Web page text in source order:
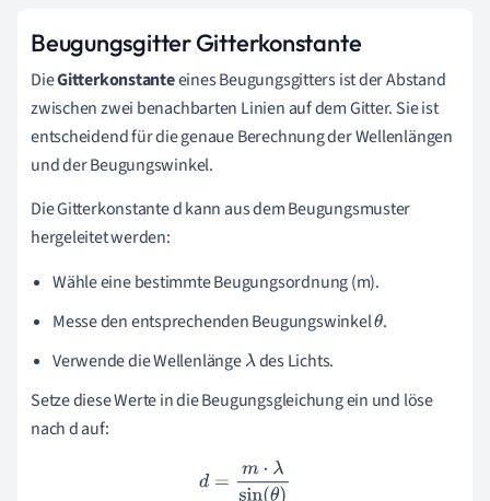
Beugungsgitter Gitterkonstante
DieGitterkonstanteeines Beugungsgitters ist der Abstand
zwischen zwei benachbarten Linien auf dem Gitter. Sie ist
entscheidend für die genaue Berechnung der Wellenlängen
und der Beugungswinkel.
Die Gitterkonstante d kann aus dem Beugungsmuster
hergeleitet werden:
Wähle eine bestimmte Beugungsordnung (m).
Messe den entsprechenden Beugungswinkelθ.
Verwende die Wellenlängeλdes Lichts.
Setze diese Werte in die Beugungsgleichung ein und löse
nach d auf:
d =m ⋅λsin(θ)